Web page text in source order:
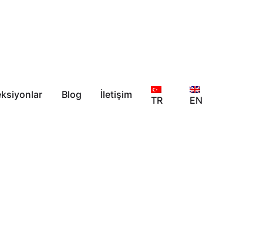
Blog İletişim TR EN